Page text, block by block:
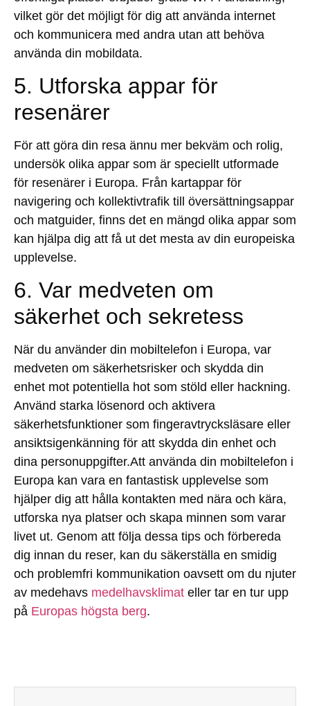
vilket gör det möjligt för dig att använda internet
och kommunicera med andra utan att behöva
använda din mobildata.
5. Utforska appar för
resenärer
För att göra din resa ännu mer bekväm och rolig,
undersök olika appar som är speciellt utformade
för resenärer i Europa. Från kartappar för
navigering och kollektivtrafik till översättningsappar
och matguider, finns det en mängd olika appar som
kan hjälpa dig att få ut det mesta av din europeiska
upplevelse.
6. Var medveten om
säkerhet och sekretess
När du använder din mobiltelefon i Europa, var
medveten om säkerhetsrisker och skydda din
enhet mot potentiella hot som stöld eller hackning.
Använd starka lösenord och aktivera
säkerhetsfunktioner som fingeravtrycksläsare eller
ansiktsigenkänning för att skydda din enhet och
dina personuppgifter.Att använda din mobiltelefon i
Europa kan vara en fantastisk upplevelse som
hjälper dig att hålla kontakten med nära och kära,
utforska nya platser och skapa minnen som varar
livet ut. Genom att följa dessa tips och förbereda
dig innan du reser, kan du säkerställa en smidig
och problemfri kommunikation oavsett om du njuter
av medehavs medelhavsklimat eller tar en tur upp
på Europas högsta berg.